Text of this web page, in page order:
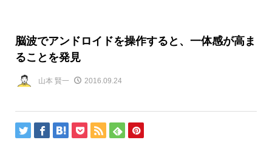
脳波でアンドロイドを操作すると、一体感が高ま
ることを発見
山本 賢一 2016.09.24